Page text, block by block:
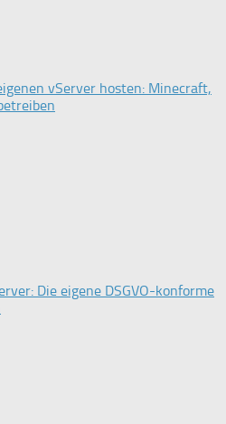
vServer hosten: Minecraft,
Die eigene DSGVO-konforme